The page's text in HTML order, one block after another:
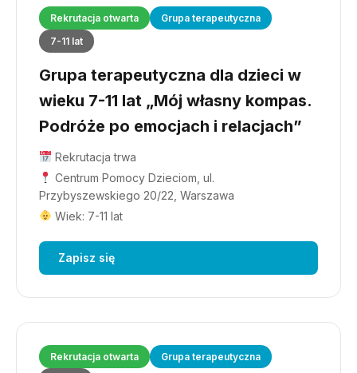
Rekrutacja otwarta
Grupa terapeutyczna
7-11 lat
Grupa terapeutyczna dla dzieci w
wieku 7-11 lat „Mój własny kompas.
Podróże po emocjach i relacjach”
Rekrutacja trwa
Centrum Pomocy Dzieciom, ul.
Przybyszewskiego 20/22, Warszawa
Wiek: 7-11 lat
Zapisz się
Rekrutacja otwarta
Grupa terapeutyczna